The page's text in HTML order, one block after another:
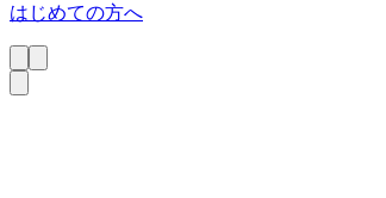
はじめての方へ